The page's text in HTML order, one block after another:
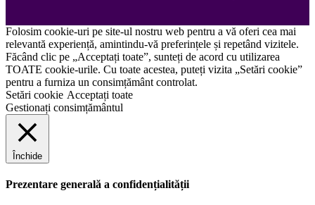
Folosim cookie-uri pe site-ul nostru web pentru a vă oferi cea mai
relevantă experiență, amintindu-vă preferințele și repetând vizitele.
Făcând clic pe „Acceptați toate”, sunteți de acord cu utilizarea
TOATE cookie-urile. Cu toate acestea, puteți vizita „Setări cookie”
pentru a furniza un consimțământ controlat.
Setări cookie Acceptați toate
Gestionați consimțământul
Închide
Prezentare generală a confidențialității